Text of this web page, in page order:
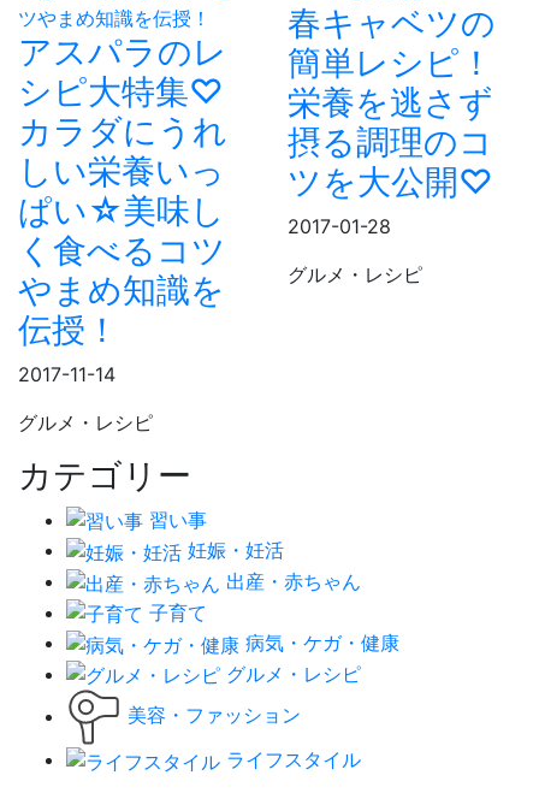
アスパラのレ
シピ大特集♡
カラダにうれ
しい栄養いっ
ぱい☆美味し
く食べるコツ
やまめ知識を
伝授！
2017-11-14
グルメ・レシピ
春キャベツの
簡単レシピ！
栄養を逃さず
摂る調理のコ
ツを大公開♡
2017-01-28
グルメ・レシピ
カテゴリー
習い事
妊娠・妊活
出産・赤ちゃん
子育て
病気・ケガ・健康
グルメ・レシピ
美容・ファッション
ライフスタイル